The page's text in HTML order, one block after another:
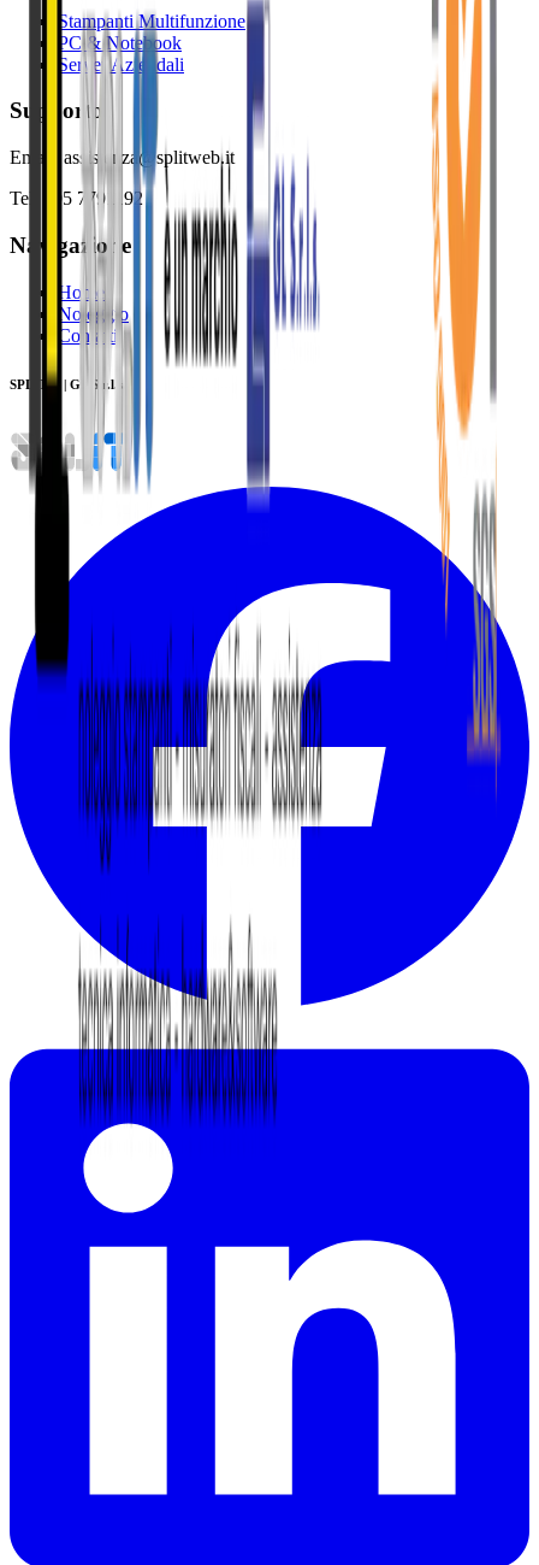
Stampanti Multifunzione
PC & Notebook
Server Aziendali
Supporto
Email: assistenza@splitweb.it
Tel: 095 7791192
Navigazione
Home
Noleggio
Contatti
SPLIT ® | GL S.r.l.s.